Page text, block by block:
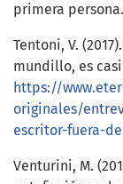
primera
Tentoni, V.
mundillo, es
https://
originales/
escritor-fuera-
Venturini, M.